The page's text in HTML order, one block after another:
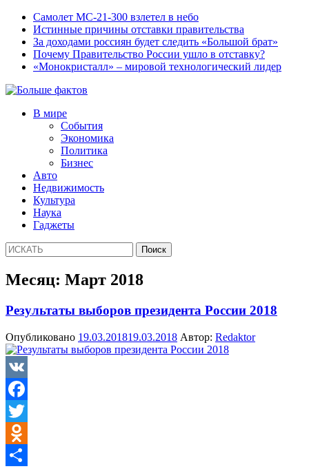
Самолет МС-21-300 взлетел в небо
Истинные причины отставки правительства
За доходами россиян будет следить «Большой брат»
Почему Правительство России ушло в отставку?
«Монокристалл» – мировой технологический лидер
В мире
События
Экономика
Политика
Бизнес
Авто
Недвижимость
Культура
Наука
Гаджеты
Месяц: Март 2018
Результаты выборов президента России 2018
Опубликовано 19.03.201819.03.2018 Автор: Redaktor
VK
Facebook
Twitter
Odnoklassniki